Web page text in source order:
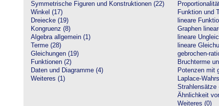
Symmetrische Figuren und Konstruktionen (22)
Winkel (17)
Dreiecke (19)
Kongruenz (8)
Algebra allgemein (1)
Terme (28)
Gleichungen (19)
Funktionen (2)
Daten und Diagramme (4)
Weiteres (1)
Funktion und
lineare
Graphen
lineare
lineare
gebrochen-
Bruchterme
Potenzen mit
Laplace-
Strahlensätze
Ähnlichkeit
Weiteres (0)